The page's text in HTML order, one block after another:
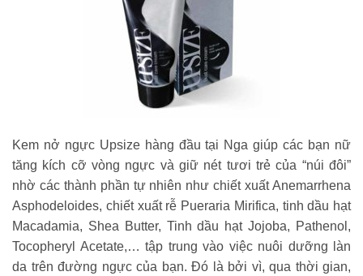
Kem nở ngực Upsize hàng đầu tại Nga giúp các bạn nữ
tăng kích cỡ vòng ngực và giữ nét tươi trẻ của “núi đôi”
nhờ các thành phần tự nhiên như chiết xuất Anemarrhena
Asphodeloides, chiết xuất rễ Pueraria Mirifica, tinh dầu hạt
Macadamia, Shea Butter, Tinh dầu hạt Jojoba, Pathenol,
Tocopheryl Acetate,… tập trung vào việc nuôi dưỡng làn
da trên đường ngực của bạn. Đó là bởi vì, qua thời gian,